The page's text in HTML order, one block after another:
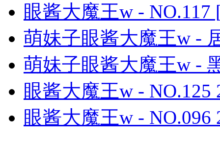
眼酱大魔王w - NO.117
萌妹子眼酱大魔王w -
萌妹子眼酱大魔王w -
眼酱大魔王w - NO.125
眼酱大魔王w - NO.096